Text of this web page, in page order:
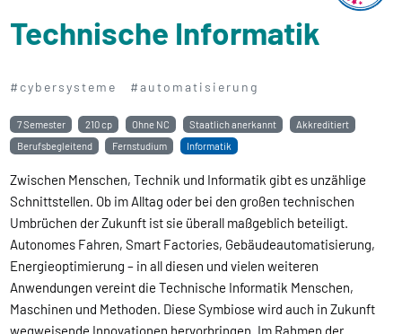
Technische Informatik
#cybersysteme #automatisierung
7 Semester 210 cp Ohne NC Staatlich anerkannt
Akkreditiert
Berufsbegleitend
Fernstudium Informatik
Zwischen Menschen, Technik und Informatik gibt es unzählige
Schnittstellen. Ob im Alltag oder bei den großen technischen
Umbrüchen der Zukunft ist sie überall maßgeblich beteiligt.
Autonomes Fahren, Smart Factories, Gebäudeautomatisierung,
Energieoptimierung – in all diesen und vielen weiteren
Anwendungen vereint die Technische Informatik Menschen,
Maschinen und Methoden. Diese Symbiose wird auch in Zukunft
wegweisende Innovationen hervorbringen. Im Rahmen der